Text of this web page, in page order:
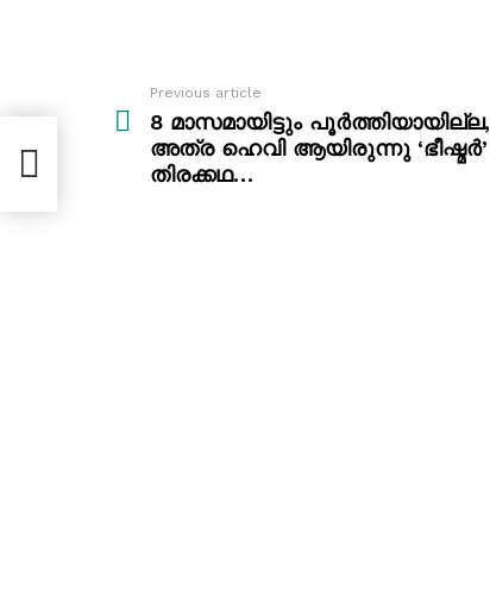
more
Previous article
8 മാസമായിട്ടും പൂർത്തിയായില്ല,
അത്ര ഹെവി ആയിരുന്നു ‘ഭീഷ്മർ’
തിരക്കഥ…